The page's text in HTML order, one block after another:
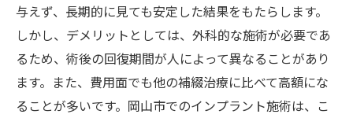
岡山市でのインプラントメンテナンス口腔環境
を守る秘訣
定期的なメンテナンスの重要性
岡山市でのインプラントメンテナンスの流
与えず、長期的に見ても安定した結果をもたらします。
しかし、デメリットとしては、外科的な施術が必要であ
るため、術後の回復期間が人によって異なることがあり
ます。また、費用面でも他の補綴治療に比べて高額にな
ることが多いです。岡山市でのインプラント施術は、こ